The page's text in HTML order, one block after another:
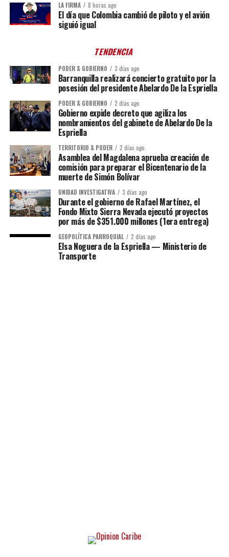
LA FIRMA 8 horas ago
El día que Colombia cambió de piloto y el avión
siguió igual
TENDENCIA
PODER & GOBIERNO 3 días ago
Barranquilla realizará concierto gratuito por la
posesión del presidente Abelardo De la Espriella
PODER & GOBIERNO 2 días ago
Gobierno expide decreto que agiliza los
nombramientos del gabinete de Abelardo De la
Espriella
TERRITORIO & PODER 2 días ago
Asamblea del Magdalena aprueba creación de
comisión para preparar el Bicentenario de la
muerte de Simón Bolívar
UNIDAD INVESTIGATIVA 3 días ago
Durante el gobierno de Rafael Martínez, el
Fondo Mixto Sierra Nevada ejecutó proyectos
por más de $351.000 millones (1era entrega)
GEOPOLÍTICA PARROQUIAL 2 días ago
Elsa Noguera de la Espriella — Ministerio de
Transporte